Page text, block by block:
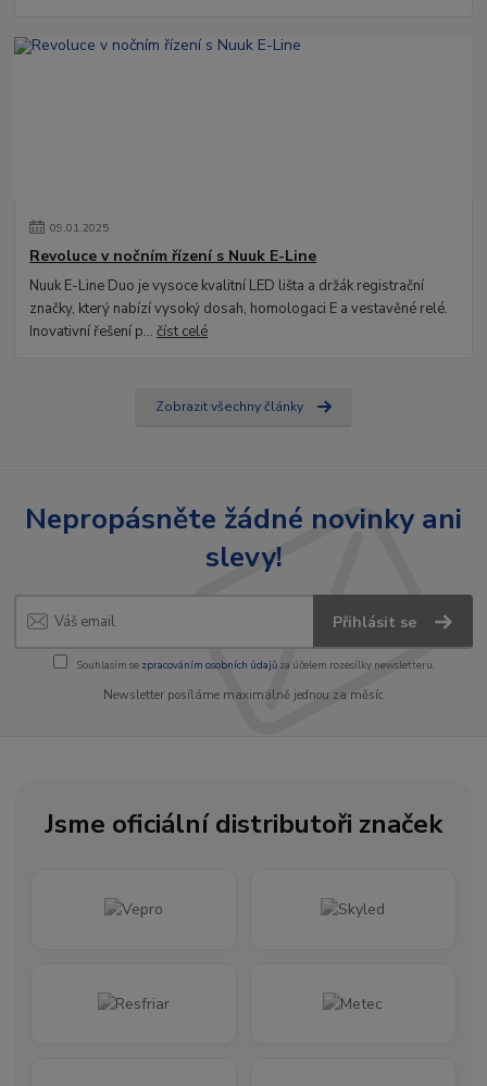
09.01.2025
Revoluce v nočním řízení s Nuuk E-Line
Nuuk E-Line Duo je vysoce kvalitní LED lišta a držák registrační
značky, který nabízí vysoký dosah, homologaci E a vestavěné relé.
Inovativní řešení p...číst celé
Zobrazit všechny články
Nepropásněte žádné novinky ani
slevy!
Přihlásit se
Souhlasím se zpracováním osobních údajůza účelem rozesílky newsletteru.
Newsletter posíláme maximálně jednou za měsíc
Jsme oficiální distributoři značek